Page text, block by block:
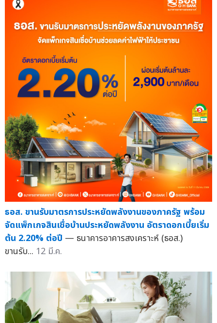
ธอส. ขานรับมาตรการประหยัดพลังงานของภาครัฐ พร้อม
จัดแพ็กเกจสินเชื่อบ้านประหยัดพลังงาน อัตราดอกเบี้ยเริ่ม
ต้น 2.20% ต่อปี — ธนาคารอาคารสงเคราะห์ (ธอส.)
ขานรับ... 12 มี.ค.